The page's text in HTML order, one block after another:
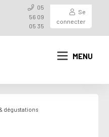
05
56 09
05 35
Se
connecter
MENU
dégustations